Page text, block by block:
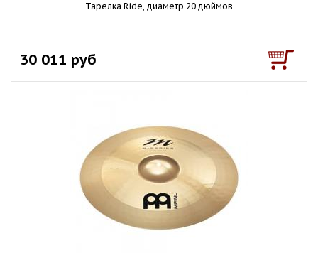
Тарелка Ride, диаметр 20 дюймов
30 011 руб